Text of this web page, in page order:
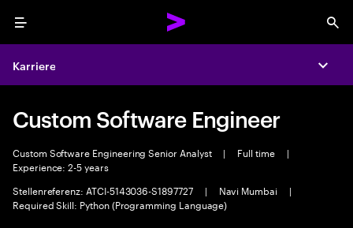
Menu
Karriere
Custom Software Engineer
Custom Software Engineering Senior Analyst | Full time
|
Experience: 2-5 years
Stellenreferenz: ATCI-5143036-S1897727
| Navi Mumbai
|
Required Skill: Python (Programming Language)